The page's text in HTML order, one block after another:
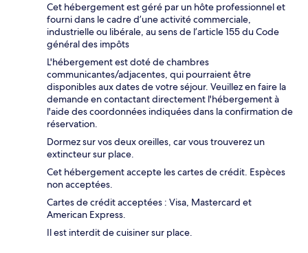
Cet hébergement est géré par un hôte professionnel et
fourni dans le cadre d’une activité commerciale,
industrielle ou libérale, au sens de l’article 155 du Code
général des impôts
L'hébergement est doté de chambres
communicantes/adjacentes, qui pourraient être
disponibles aux dates de votre séjour. Veuillez en faire la
demande en contactant directement l'hébergement à
l'aide des coordonnées indiquées dans la confirmation de
réservation.
Dormez sur vos deux oreilles, car vous trouverez un
extincteur sur place.
Cet hébergement accepte les cartes de crédit. Espèces
non acceptées.
Cartes de crédit acceptées : Visa, Mastercard et
American Express.
Il est interdit de cuisiner sur place.